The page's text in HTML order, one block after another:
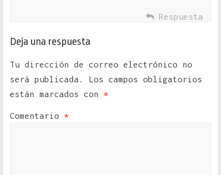
Respuesta
Deja una respuesta
Tu dirección de correo electrónico no
será publicada.
Los campos obligatorios
están marcados con *
Comentario *